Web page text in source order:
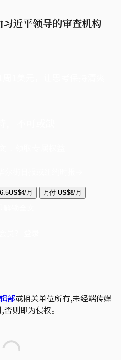
近平领导的审查机构
US$4/月 月付 US$8/月
部或相关单位所有,未经端传媒
则即为侵权。